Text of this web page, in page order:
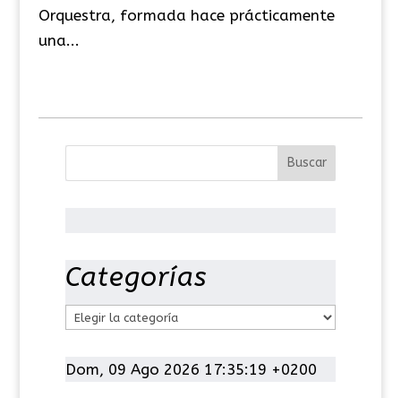
Orquestra, formada hace prácticamente
una...
Categorías
t
Dom, 09 Ago 2026 17:35:19 +0200